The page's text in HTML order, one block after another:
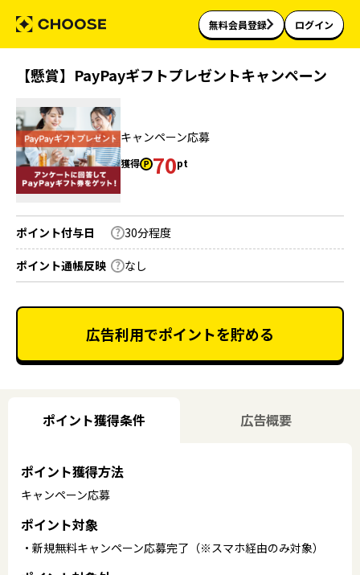
無料会員登録 ログイン
【懸賞】PayPayギフトプレゼントキャンペーン
キャンペーン応募
獲得 70pt
ポイント付与日 30分程度
ポイント通帳反映 なし
広告利用でポイントを貯める
ポイント獲得条件 広告概要
ポイント獲得方法
キャンペーン応募
ポイント対象
新規無料キャンペーン応募完了（※スマホ経由のみ対象）